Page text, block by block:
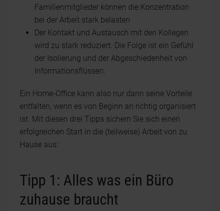
Familienmitglieder können die Konzentration
bei der Arbeit stark belasten
Der Kontakt und Austausch mit den Kollegen
wird zu stark reduziert. Die Folge ist ein Gefühl
der Isolierung und der Abgeschiedenheit von
Informationsflüssen.
Ein Home-Office kann also nur dann seine Vorteile
entfalten, wenn es von Beginn an richtig organisiert
ist. Mit diesen drei Tipps sichern Sie sich einen
erfolgreichen Start in die (teilweise) Arbeit von zu
Hause aus:
Tipp 1: Alles was ein Büro
zuhause braucht